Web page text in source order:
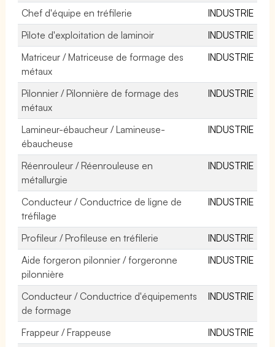
Chef d'équipe en tréfilerie
INDUSTRIE
Pilote d'exploitation de laminoir
INDUSTRIE
Matriceur / Matriceuse de formage des
métaux
INDUSTRIE
Pilonnier / Pilonnière de formage des
métaux
INDUSTRIE
Lamineur-ébaucheur / Lamineuse-
ébaucheuse
INDUSTRIE
Réenrouleur / Réenrouleuse en
métallurgie
INDUSTRIE
Conducteur / Conductrice de ligne de
tréfilage
INDUSTRIE
Profileur / Profileuse en tréfilerie
INDUSTRIE
Aide forgeron pilonnier / forgeronne
pilonnière
INDUSTRIE
Conducteur / Conductrice d'équipements
de formage
INDUSTRIE
Frappeur / Frappeuse
INDUSTRIE